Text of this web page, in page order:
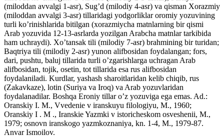
(miloddan avvalgi 1-asr), Sug’d (milodiy 4-asr) va qisman Xorazmiy
(miloddan avvalgi 3-asr) tillaridagi yodgorliklar oromiy yozuvining
turli ko’rinishlarida bitilgan (xorazmiycha matnlarning bir qismi
Arab yozuvida 12-13-asrlarda yozilgan Arabcha matnlar tarkibida
ham uchraydi). Xo’tansak tili (milodiy 7-asr) brahmining bir turidan;
Baqtriya tili (milodiy 2-asr) yunon alifbosidan foydalangan; fors,
dari, pushtu, baluj tillarida turli o’zgarishlarga uchragan Arab
alifbosidan, tojik, osetin, tot tillarida esa rus alifbosidan
foydalaniladi. Kurdlar, yashash sharoitlaridan kelib chiqib, rus
(Zakavkaze), lotin (Suriya va Iroq) va Arab yozuvlaridan
foydalanadilar. Boshqa Eroniy tillar o’z yozuviga ega emas. Ad.:
Oranskiy I. M., Vvedenie v iranskuyu filologiyu, M., 1960;
Oranskiy I . M ., Iranskie Yazmki v istoricheskom osveshenii, M.,
1979; osnovn iranskogo yazmkoznaniya, kn. 1-4, M., 1979-87.
Anvar Ismoilov.